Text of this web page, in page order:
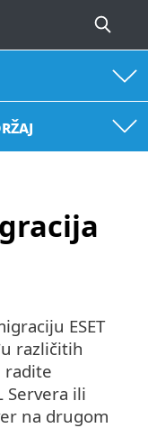
ESET
različitih
radite
Servera ili
na drugom